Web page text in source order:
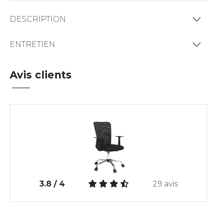
DESCRIPTION
ENTRETIEN
Avis clients
3.8 / 4 29 avis